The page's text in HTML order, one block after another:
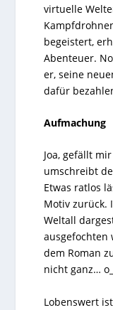
virtuelle
begeistert,
Abenteuer.
er, seine
dafür
Aufmachung
Joa, gefällt
umschreibt
Etwas ratlos
Motiv zurück.
Weltall
ausgefochten
dem Roman
nicht ganz…
Lobenswert